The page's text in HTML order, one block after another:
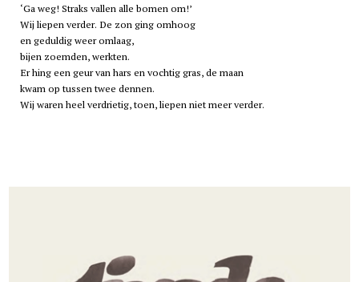
‘Ga weg! Straks vallen alle bomen om!’
Wij liepen verder. De zon ging omhoog
en geduldig weer omlaag,
bijen zoemden, werkten.
Er hing een geur van hars en vochtig gras, de maan
kwam op tussen twee dennen.
Wij waren heel verdrietig, toen, liepen niet meer verder.